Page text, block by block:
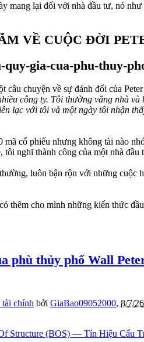
mang lại đối với nhà đầu tư, nó
VỀ CUỘC ĐỜI
câu chuyện về sự đánh đổi của
công ty. Tôi thường vắng nhà
lạc với tôi và một ngày tôi nhận
cổ phiếu nhưng không tài nào
nghĩ thành công của một nhà
luôn bận rộn với những
thêm cho mình những kiến thức
phù thủy phố Wall
tài chính bởi GiaBao09052000, 8/7/
Structure (BOS) — Tín Hiệu Cấu